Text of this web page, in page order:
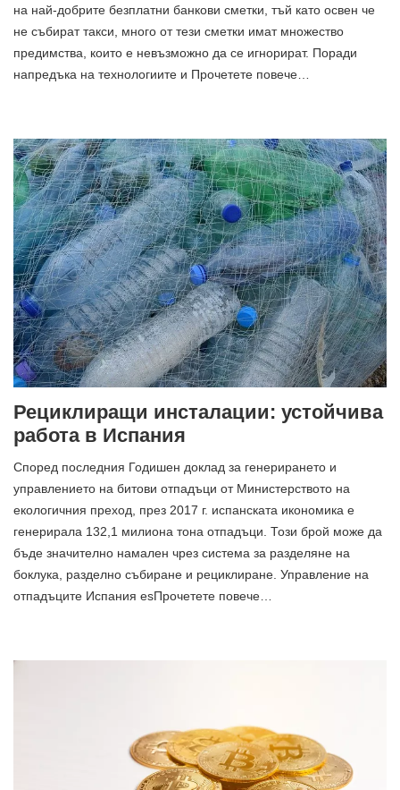
на най-добрите безплатни банкови сметки, тъй като освен че
не събират такси, много от тези сметки имат множество
предимства, които е невъзможно да се игнорират. Поради
напредъка на технологиите и Прочетете повече…
Рециклиращи инсталации: устойчива
работа в Испания
Според последния Годишен доклад за генерирането и
управлението на битови отпадъци от Министерството на
екологичния преход, през 2017 г. испанската икономика е
генерирала 132,1 милиона тона отпадъци. Този брой може да
бъде значително намален чрез система за разделяне на
боклука, разделно събиране и рециклиране. Управление на
отпадъците Испания esПрочетете повече…